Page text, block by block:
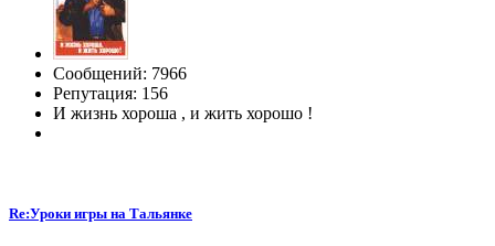
Сообщений: 7966
Репутация: 156
И жизнь хороша , и жить хорошо !
Re:Уроки игры на Тальянке